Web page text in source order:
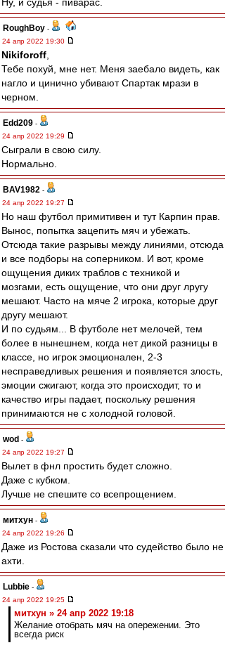
RoughBoy -
24 апр 2022 19:30
Nikiforoff
Тебе похуй, мне нет. Меня заебало видеть, как
нагло и цинично убивают Спартак мрази в
черном.
Edd209 -
24 апр 2022 19:29
Сыграли в свою силу.
Нормально.
BAV1982 -
24 апр 2022 19:27
Но наш футбол примитивен и тут Карпин прав.
Вынос, попытка зацепить мяч и убежать.
Отсюда такие разрывы между линиями, отсюда
и все подборы на соперником. И вот, кроме
ощущения диких траблов с техникой и
мозгами, есть ощущение, что они друг лругу
мешают. Часто на мяче 2 игрока, которые друг
другу мешают.
И по судьям... В футболе нет мелочей, тем
более в нынешнем, когда нет дикой разницы в
классе, но игрок эмоционален, 2-3
несправедливых решения и появляется злость,
эмоции сжигают, когда это происходит, то и
качество игры падает, поскольку решения
принимаются не с холодной головой.
wod -
24 апр 2022 19:27
Вылет в фнл простить будет сложно.
Даже с кубком.
Лучше не спешите со всепрощением.
митхун -
24 апр 2022 19:26
Даже из Ростова сказали что судейство было не
ахти.
Lubbie -
24 апр 2022 19:25
митхун » 24 апр 2022 19:18
Желание отобрать мяч на опережении. Это
всегда риск